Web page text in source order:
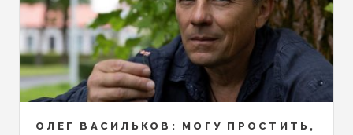
ОЛЕГ ВАСИЛЬКОВ: МОГУ ПРОСТИТЬ,